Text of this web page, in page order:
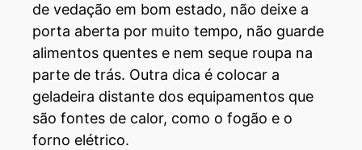
de vedação em bom estado, não deixe a
porta aberta por muito tempo, não guarde
alimentos quentes e nem seque roupa na
parte de trás. Outra dica é colocar a
geladeira distante dos equipamentos que
são fontes de calor, como o fogão e o
forno elétrico.